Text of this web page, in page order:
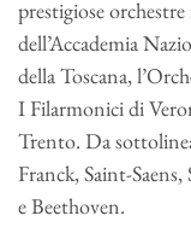
prestigiose
dell’Accademia
della Toscana,
I Filarmonici di
Trento. Da
Franck, Saint-
e Beethoven.